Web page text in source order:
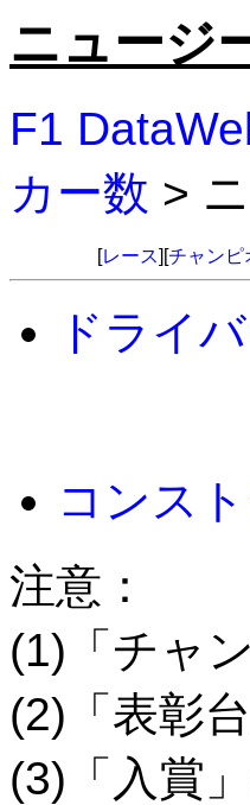
ニュージ
F1
カー数 >
[レース][チャンピ
ドライ
コンス
注意：
(1)「チャ
(2)「表彰
(3)「入賞